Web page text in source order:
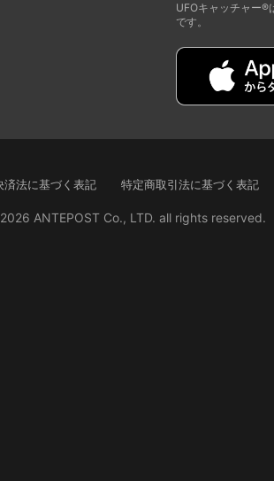
UFOキャッチャー®
です。
済法に基づく表記 特定商取引法に基づく表記
ANTEPOST Co., LTD. all rights reserved.